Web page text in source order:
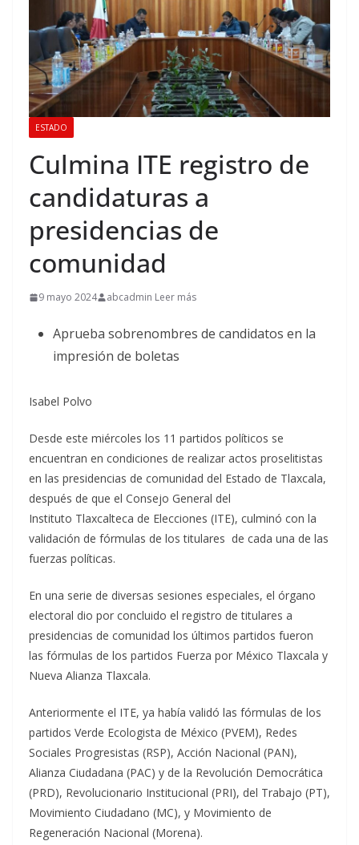
ESTADO
Culmina ITE registro de
candidaturas a
presidencias de
comunidad
9 mayo 2024 abcadmin Leer más
Aprueba sobrenombres de candidatos en la
impresión de boletas
Isabel Polvo
Desde este miércoles los 11 partidos políticos se
encuentran en condiciones de realizar actos proselitistas
en las presidencias de comunidad del Estado de Tlaxcala,
después de que el Consejo General del
Instituto Tlaxcalteca de Elecciones (ITE), culminó con la
validación de fórmulas de los titulares de cada una de las
fuerzas políticas.
En una serie de diversas sesiones especiales, el órgano
electoral dio por concluido el registro de titulares a
presidencias de comunidad los últimos partidos fueron
las fórmulas de los partidos Fuerza por México Tlaxcala y
Nueva Alianza Tlaxcala.
Anteriormente el ITE, ya había validó las fórmulas de los
partidos Verde Ecologista de México (PVEM), Redes
Sociales Progresistas (RSP), Acción Nacional (PAN),
Alianza Ciudadana (PAC) y de la Revolución Democrática
(PRD), Revolucionario Institucional (PRI), del Trabajo (PT),
Movimiento Ciudadano (MC), y Movimiento de
Regeneración Nacional (Morena).